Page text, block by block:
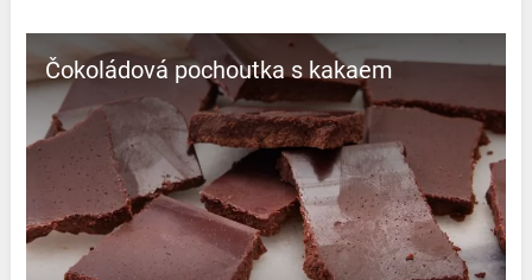
Čokoládová pochoutka s kakaem